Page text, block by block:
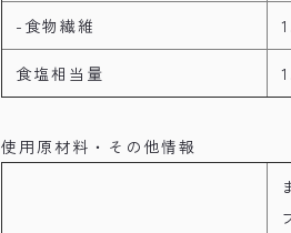
-食物繊維
食塩相当量
使用原材料・その他情報